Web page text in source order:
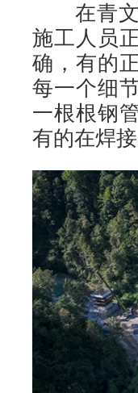
在青文
施工人员
确，有的
每一个细
一根根钢
有的在焊